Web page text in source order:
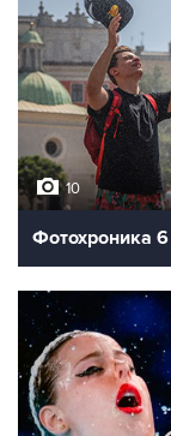
10
Фотохроника 6